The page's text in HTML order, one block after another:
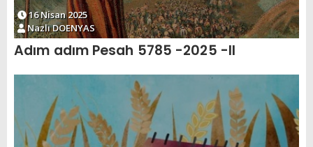
16 Nisan 2025
Nazlı DOENYAS
Adım adım Pesah 5785 -2025 -II